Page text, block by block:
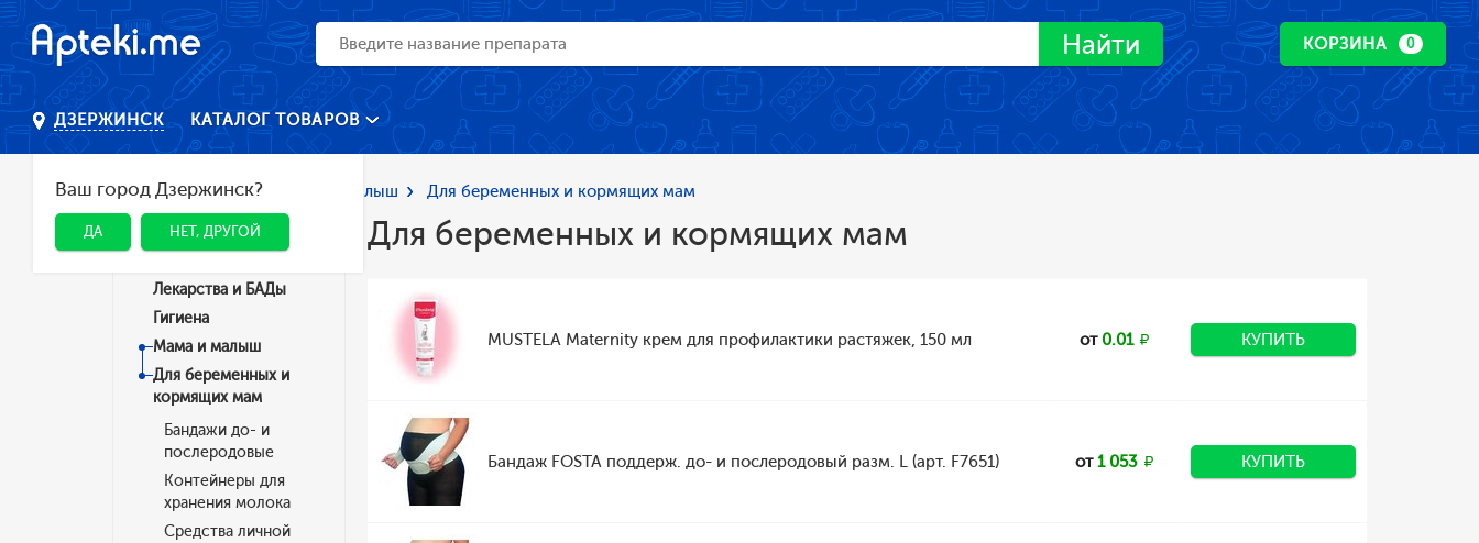
Найти КОРЗИНА 0
ДЗЕРЖИНСК
Ваш город Дзержинск?
ДА НЕТ, ДРУГОЙ
КАТАЛОГ ТОВАРОВ
Главная Каталог Мама и малыш Для беременных и кормящих мам
Категории
Лекарства и БАДы
Гигиена
Мама и малыш
Для беременных и
кормящих мам
Бандажи до- и
послеродовые
Контейнеры для
хранения молока
Средства личной
Для беременных и кормящих мам
MUSTELA Maternity крем для профилактики растяжек, 150 мл от 0.01 КУПИТЬ
Бандаж FOSTA поддерж. до- и послеродовый разм. L (арт. F7651) от1 053 КУПИТЬ